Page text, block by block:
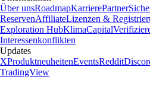
Über unsRoadmapKarrierePartner
ReservenAffiliateLizenzen &
Exploration HubKlimaCapital
Interessenkonflikten
Updates
XProduktneuheitenEventsReddit
TradingView